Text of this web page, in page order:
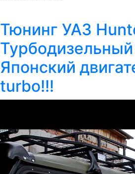
Тюнинг УАЗ
Турбодизельный
Японский
turbo!!!